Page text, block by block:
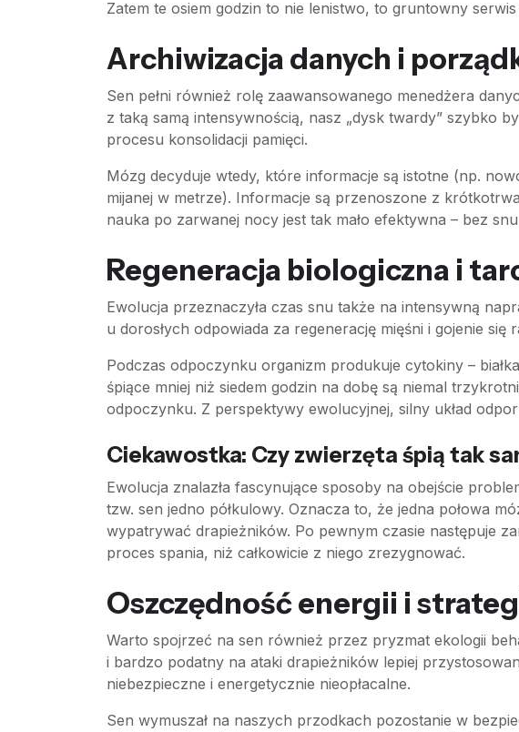
Zatem te osiem godzin to nie lenistwo, to gruntowny
Archiwizacja danych i
Sen pełni również rolę zaawansowanego menedżera
z taką samą intensywnością, nasz „dysk twardy” szybko
procesu konsolidacji pamięci.
Mózg decyduje wtedy, które informacje są istotne (np.
mijanej w metrze). Informacje są przenoszone z
nauka po zarwanej nocy jest tak mało efektywna – bez
Regeneracja biologiczna i
Ewolucja przeznaczyła czas snu także na intensywną
u dorosłych odpowiada za regenerację mięśni i gojenie
Podczas odpoczynku organizm produkuje cytokiny –
śpiące mniej niż siedem godzin na dobę są niemal
odpoczynku. Z perspektywy ewolucyjnej, silny układ
Ciekawostka: Czy zwierzęta śpią tak
Ewolucja znalazła fascynujące sposoby na obejście
tzw. sen jedno półkulowy. Oznacza to, że jedna połowa
wypatrywać drapieżników. Po pewnym czasie następuje
proces spania, niż całkowicie z niego zrezygnować.
Oszczędność energii i
Warto spojrzeć na sen również przez pryzmat ekologii
i bardzo podatny na ataki drapieżników lepiej
niebezpieczne i energetycznie nieopłacalne.
Sen wymuszał na naszych przodkach pozostanie w